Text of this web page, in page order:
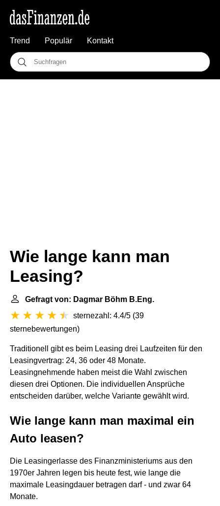
Trend Populär Kontakt
Wie lange kann man
Leasing?
Gefragt von: Dagmar Böhm B.Eng.
sternezahl: 4.4/5 (39
sternebewertungen)
Traditionell gibt es beim Leasing drei Laufzeiten für den
Leasingvertrag: 24, 36 oder 48 Monate.
Leasingnehmende haben meist die Wahl zwischen
diesen drei Optionen. Die individuellen Ansprüche
entscheiden darüber, welche Variante gewählt wird.
Wie lange kann man maximal ein
Auto leasen?
Die Leasingerlasse des Finanzministeriums aus den
1970er Jahren legen bis heute fest, wie lange die
maximale Leasingdauer betragen darf - und zwar 64
Monate.